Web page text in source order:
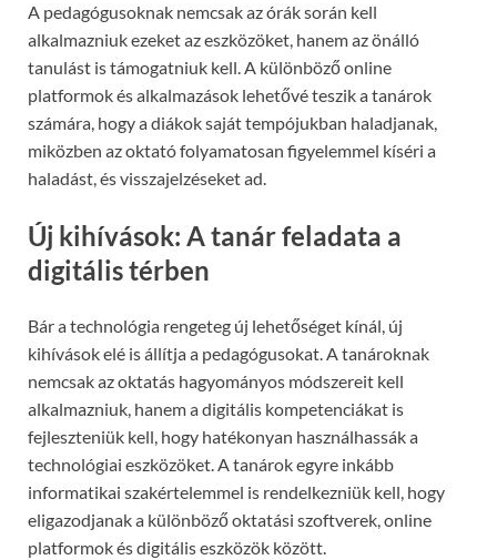
A pedagógusoknak nemcsak az órák során kell
alkalmazniuk ezeket az eszközöket, hanem az önálló
tanulást is támogatniuk kell. A különböző online
platformok és alkalmazások lehetővé teszik a tanárok
számára, hogy a diákok saját tempójukban haladjanak,
miközben az oktató folyamatosan figyelemmel kíséri a
haladást, és visszajelzéseket ad.
Új kihívások: A tanár feladata a
digitális térben
Bár a technológia rengeteg új lehetőséget kínál, új
kihívások elé is állítja a pedagógusokat. A tanároknak
nemcsak az oktatás hagyományos módszereit kell
alkalmazniuk, hanem a digitális kompetenciákat is
fejleszteniük kell, hogy hatékonyan használhassák a
technológiai eszközöket. A tanárok egyre inkább
informatikai szakértelemmel is rendelkezniük kell, hogy
eligazodjanak a különböző oktatási szoftverek, online
platformok és digitális eszközök között.